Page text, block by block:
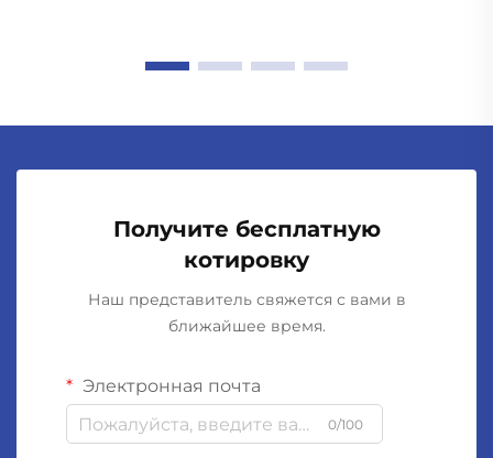
Получите бесплатную
котировку
Наш представитель свяжется с вами в
ближайшее время.
Электронная почта
0/100